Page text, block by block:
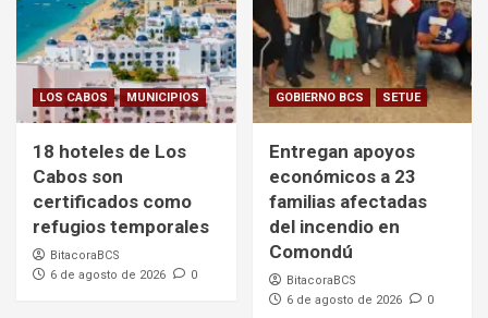
LOS CABOS MUNICIPIOS
18 hoteles de Los
Cabos son
certificados como
refugios temporales
BitacoraBCS
6 de agosto de 2026
0
GOBIERNO BCS SETUE
Entregan apoyos
económicos a 23
familias afectadas
del incendio en
Comondú
BitacoraBCS
6 de agosto de 2026
0